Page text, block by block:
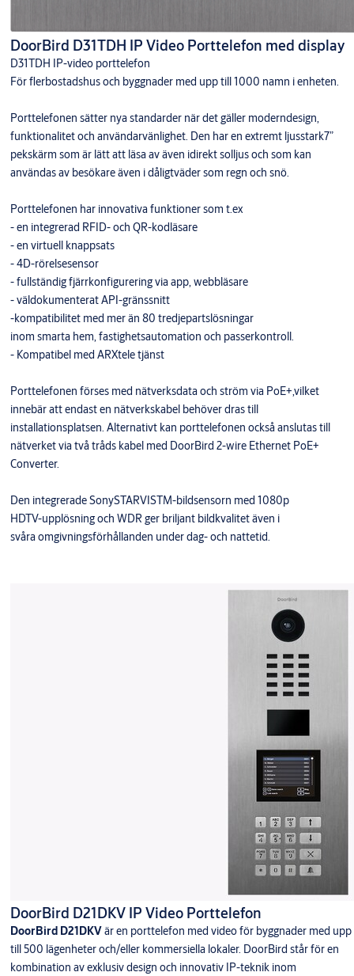
DoorBird D31TDH IP Video Porttelefon med display
D31TDH IP-video porttelefon
För flerbostadshus och byggnader med upp till 1000 namn i enheten.
Porttelefonen sätter nya standarder när det gäller moderndesign,
funktionalitet och användarvänlighet. Den har en extremt ljusstark7”
pekskärm som är lätt att läsa av även idirekt solljus och som kan
användas av besökare även i dåligtväder som regn och snö.
Porttelefonen har innovativa funktioner som t.ex
- en integrerad RFID- och QR-kodläsare
- en virtuell knappsats
- 4D-rörelsesensor
- fullständig fjärrkonfigurering via app, webbläsare
- väldokumenterat API-gränssnitt
-kompatibilitet med mer än 80 tredjepartslösningar
inom smarta hem, fastighetsautomation och passerkontroll.
- Kompatibel med ARXtele tjänst
Porttelefonen förses med nätverksdata och ström via PoE+,vilket
innebär att endast en nätverkskabel behöver dras till
installationsplatsen. Alternativt kan porttelefonen också anslutas till
nätverket via två tråds kabel med DoorBird 2-wire Ethernet PoE+
Converter.
Den integrerade SonySTARVISTM-bildsensorn med 1080p
HDTV-upplösning och WDR ger briljant bildkvalitet även i
svåra omgivningsförhållanden under dag- och nattetid.
DoorBird D21DKV IP Video Porttelefon
DoorBird D21DKVär en porttelefon med video för byggnader med upp
till 500 lägenheter och/eller kommersiella lokaler. DoorBird står för en
kombination av exklusiv design och innovativ IP-teknik inom